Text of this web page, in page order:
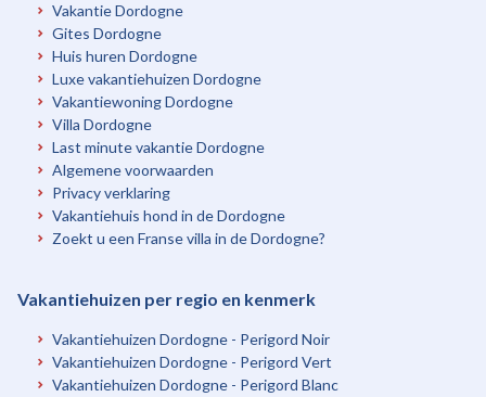
Vakantie Dordogne
Gites Dordogne
Huis huren Dordogne
Luxe vakantiehuizen Dordogne
Vakantiewoning Dordogne
Villa Dordogne
Last minute vakantie Dordogne
Algemene voorwaarden
Privacy verklaring
Vakantiehuis hond in de Dordogne
Zoekt u een Franse villa in de Dordogne?
Vakantiehuizen per regio en kenmerk
Vakantiehuizen Dordogne - Perigord Noir
Vakantiehuizen Dordogne - Perigord Vert
Vakantiehuizen Dordogne - Perigord Blanc